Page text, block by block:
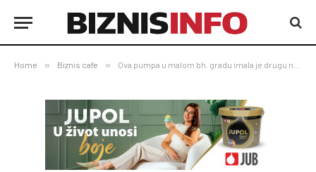
Home » Biznis cafe » Ova pumpa u malom bh. gradu imala je drugu najveću prodaju goriva u Jugoslaviji